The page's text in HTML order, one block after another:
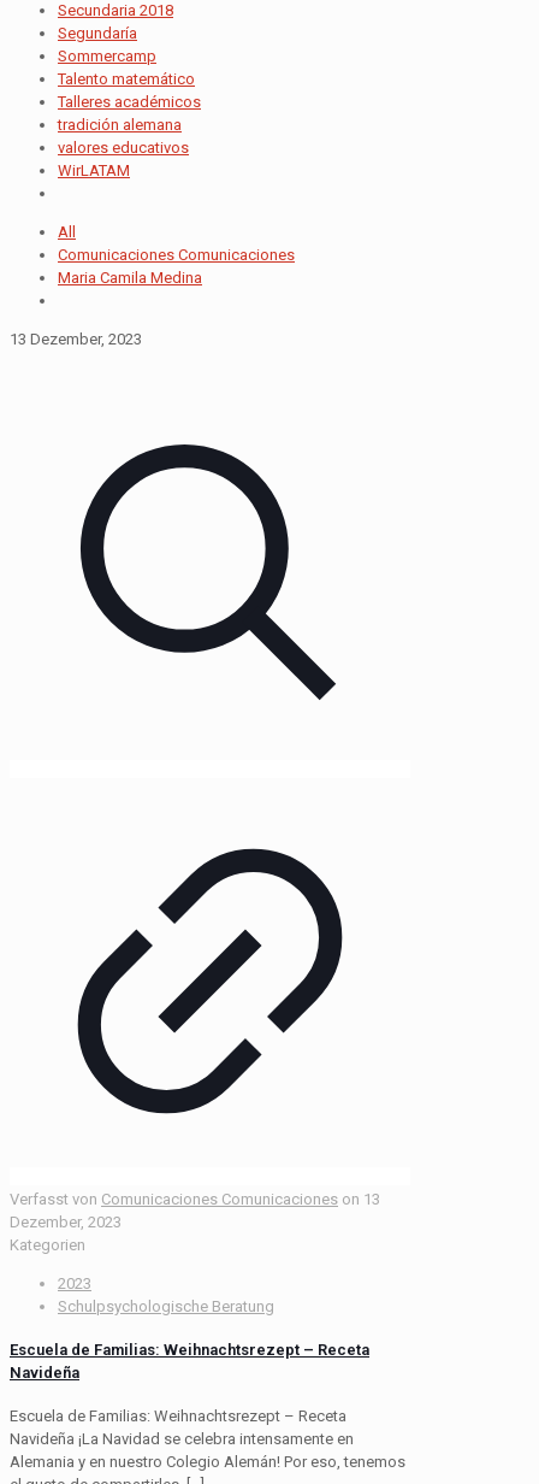
Secundaria 2018
Segundaría
Sommercamp
Talento matemático
Talleres académicos
tradición alemana
valores educativos
WirLATAM
All
Comunicaciones Comunicaciones
Maria Camila Medina
13 Dezember, 2023
Verfasst von Comunicaciones Comunicaciones on 13
Dezember, 2023
Kategorien
2023
Schulpsychologische Beratung
Escuela de Familias: Weihnachtsrezept – Receta
Navideña
Escuela de Familias: Weihnachtsrezept – Receta
Navideña ¡La Navidad se celebra intensamente en
Alemania y en nuestro Colegio Alemán! Por eso, tenemos